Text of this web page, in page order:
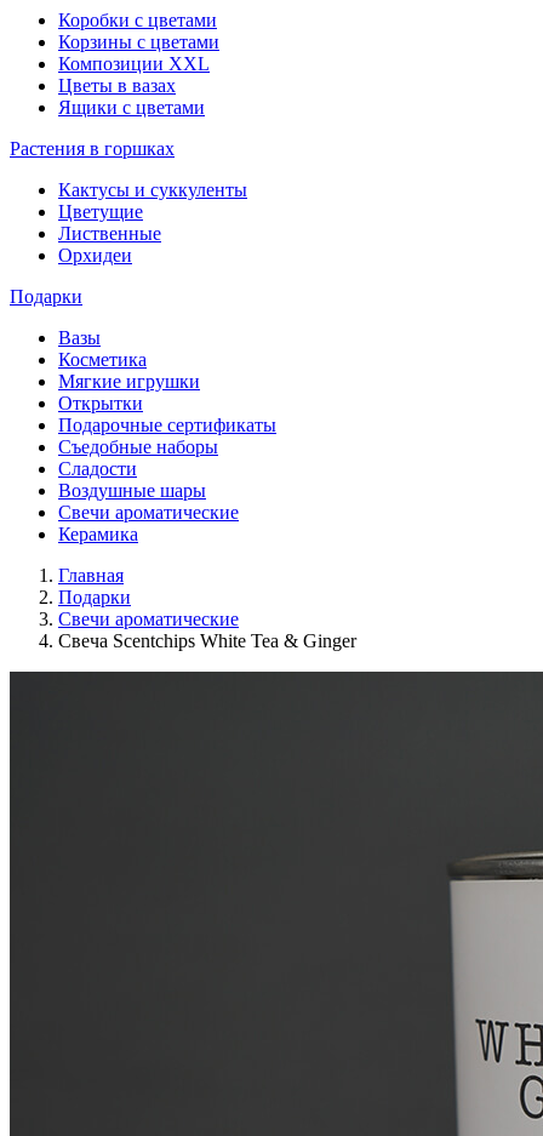
Коробки с цветами
Корзины с цветами
Композиции XXL
Цветы в вазах
Ящики с цветами
Растения в горшках
Кактусы и суккуленты
Цветущие
Лиственные
Орхидеи
Подарки
Вазы
Косметика
Мягкие игрушки
Открытки
Подарочные сертификаты
Съедобные наборы
Сладости
Воздушные шары
Свечи ароматические
Керамика
Главная
Подарки
Свечи ароматические
Свеча Scentchips White Tea & Ginger